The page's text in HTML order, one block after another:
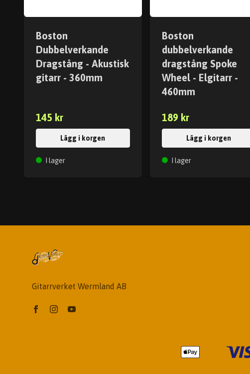
Boston
Dubbelverkande
Dragstång - Akustisk
gitarr - 360mm
145 kr
Lägg i korgen
I lager
Boston
dubbelverkande
dragstång Spoke
Wheel - Elgitarr -
460mm
189 kr
Lägg i korgen
I lager
Gitarrverket Wermland AB